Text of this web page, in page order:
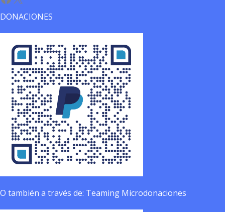
DONACIONES
O también a través de: Teaming Microdonaciones